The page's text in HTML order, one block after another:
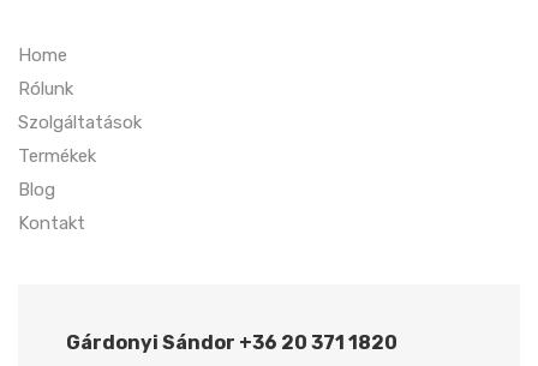
Home
Rólunk
Szolgáltatások
Termékek
Blog
Kontakt
Gárdonyi Sándor +36 20 371 1820